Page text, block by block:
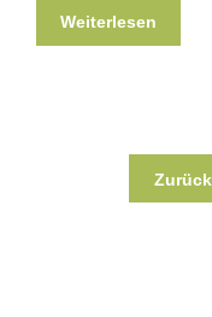
Weiterlesen
Zurück